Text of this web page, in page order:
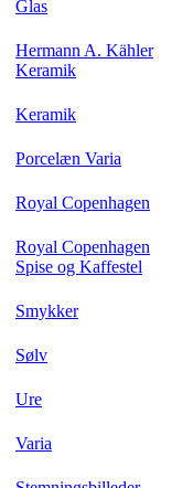
Glas
Hermann A. Kähler
Keramik
Keramik
Porcelæn Varia
Royal Copenhagen
Royal Copenhagen
Spise og Kaffestel
Smykker
Sølv
Ure
Varia